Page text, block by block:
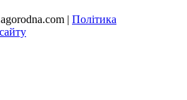
| Політика